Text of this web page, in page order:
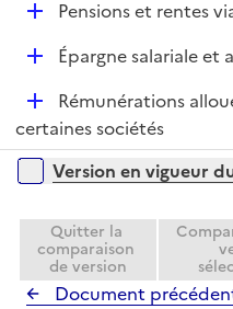
D
e
r
Pensions et rentes
D
l
e
r
Épargne salariale et
D
é
p
e
r
Rémunérations
certaines sociétés
Versions sur la période
Version en vigueur
Quitter la
comparaison
de version
Document